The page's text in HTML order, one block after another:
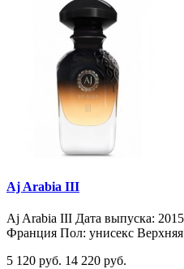
Aj Arabia III
Aj Arabia III Дата выпуска:
Франция Пол: унисекс Верхняя
5 120 руб. 14 220 руб.